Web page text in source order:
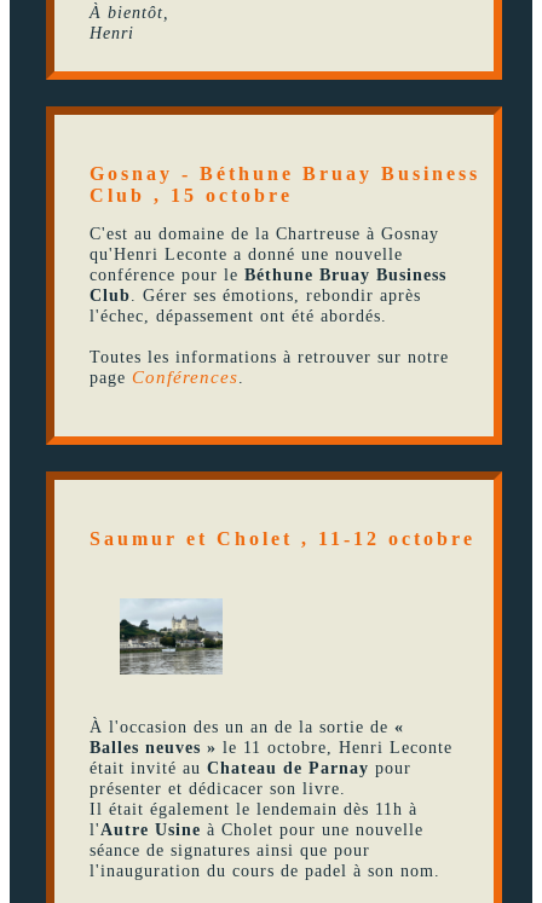
À bientôt,
Henri
Gosnay - Béthune Bruay Business
Club , 15 octobre
C'est au domaine de la Chartreuse à Gosnay
qu'Henri Leconte a donné une nouvelle
conférence pour leBéthune Bruay Business
Club . Gérer ses émotions, rebondir après
l'échec, dépassement ont été abordés.
Toutes les informations à retrouver sur notre
pageConférences
Saumur et Cholet , 11-12 octobre
À l'occasion des un an de la sortie de«
Balles neuves » le 11 octobre, Henri Leconte
était invité auChateau de Parnay pour
présenter et dédicacer son livre.
Il était également le lendemain dès 11h à
l'Autre Usine à Cholet pour une nouvelle
séance de signatures ainsi que pour
l'inauguration du cours de padel à son nom.